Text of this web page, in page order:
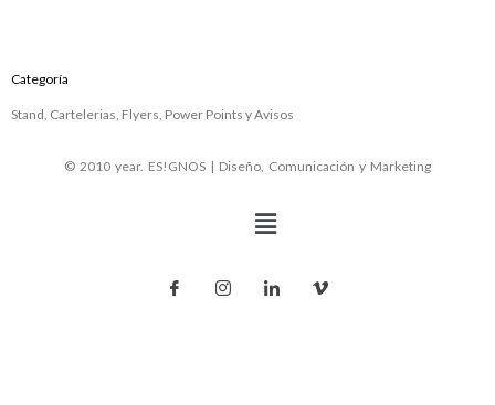
Categoría
Stand, Cartelerias, Flyers, Power Points y Avisos
© 2010 year. ES!GNOS | Diseño, Comunicación y Marketing